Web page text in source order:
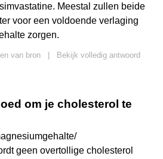
Meestal zullen beide
voor een voldoende verlaging
zorgen.
van bron
Bekijk volledig antwoord
om je cholesterol te
geen overtollige cholesterol